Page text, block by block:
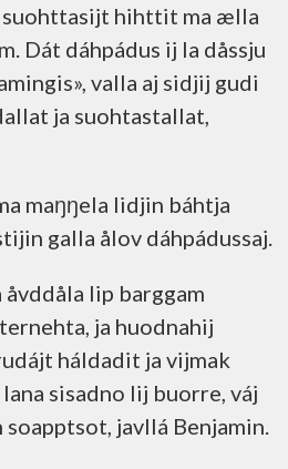
suohttasijt hihttit ma ælla
Dát dáhpádus ij la dåssju
valla aj sidjij gudi
ja suohtastallat,
maŋŋela lidjin báhtja
galla ålov dáhpádussaj.
lip barggam
ja huodnahij
háldadit ja vijmak
sisadno lij buorre, váj
javllá Benjamin.